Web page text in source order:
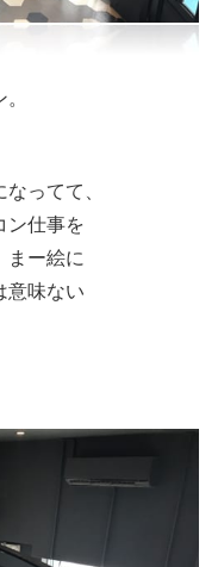
ってて、
ン仕事を
まー絵に
意味ない